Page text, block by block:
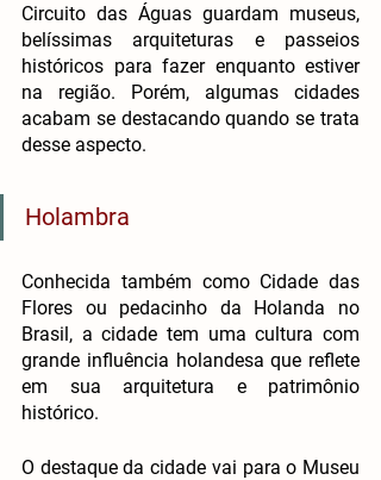
Circuito das Águas guardam museus,
belíssimas arquiteturas e passeios
históricos para fazer enquanto estiver
na região. Porém, algumas cidades
acabam se destacando quando se trata
desse aspecto.
Holambra
Conhecida também como Cidade das
Flores ou pedacinho da Holanda no
Brasil, a cidade tem uma cultura com
grande influência holandesa que reflete
em sua arquitetura e patrimônio
histórico.
O destaque da cidade vai para o Museu